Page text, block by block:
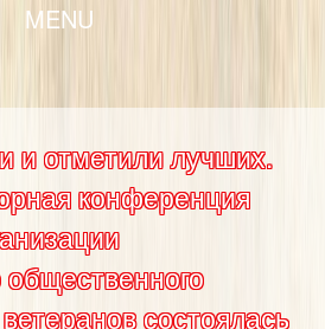
MENU
и отметили лучших.
конференция
общественного
состоялась